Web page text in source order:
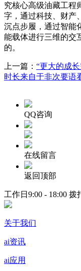
究核心高级油藏工程
字，通过科技、财产
沉点步履，通过智能
能载体进行三维的交
的。
上一篇： “更大的成
时长来自于非次要语
QQ咨询
在线留言
返回顶部
工作日9:00 - 18:00 拨
关于我们
ai资讯
ai应用